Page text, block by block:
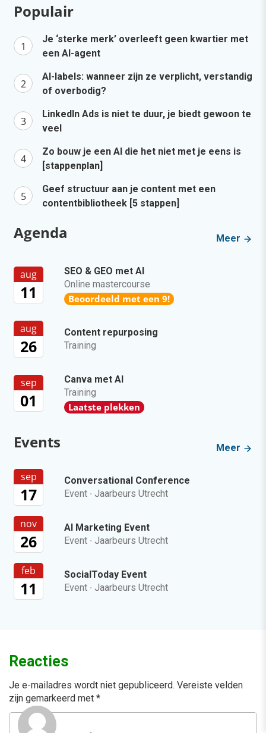
Populair
Je ‘sterke merk’ overleeft geen kwartier met
een AI-agent
AI-labels: wanneer zijn ze verplicht, verstandig
of overbodig?
LinkedIn Ads is niet te duur, je biedt gewoon te
veel
Zo bouw je een AI die het niet met je eens is
[stappenplan]
Geef structuur aan je content met een
contentbibliotheek [5 stappen]
Agenda Meer
aug
11
SEO & GEO met AI
Online mastercourse
Beoordeeld met een 9!
aug
26
Content repurposing
Training
sep
01
Canva met AI
Training
Laatste plekken
Events Meer
sep
17
Conversational Conference
Event · Jaarbeurs Utrecht
nov
26
AI Marketing Event
Event · Jaarbeurs Utrecht
feb
11
SocialToday Event
Event · Jaarbeurs Utrecht
Reacties
Je e-mailadres wordt niet gepubliceerd. Vereiste velden
zijn gemarkeerd met *